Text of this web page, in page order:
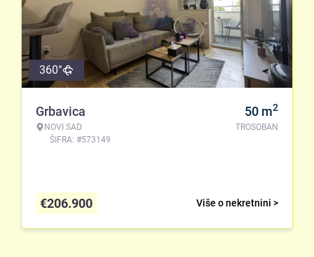
360°
Grbavica
NOVI SAD
ŠIFRA: #573149
50 m2
TROSOBAN
Više o nekretnini >
€206.900